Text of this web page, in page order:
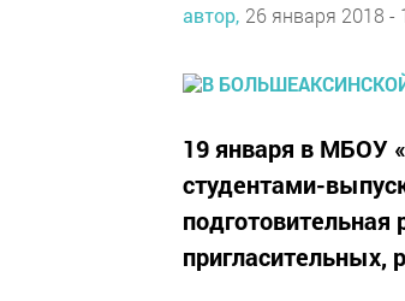
автор, 26 января 2018 -
19 января в МБОУ
студентами-
подготовительная
пригласительных,